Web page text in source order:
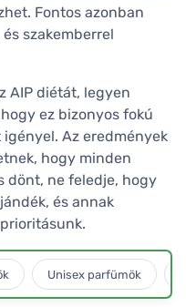
Fontos azonban
szakemberrel
AIP diétát, legyen
ez bizonyos fokú
Az eredmények
hogy minden
dönt, ne feledje, hogy
és annak
Unisex parfümök